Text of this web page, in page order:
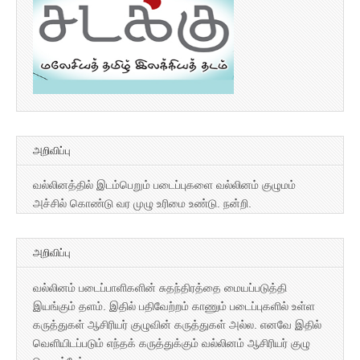
அறிவிப்பு
வல்லினத்தில் இடம்பெறும் படைப்புகளை வல்லினம் குழுமம்
அச்சில் கொண்டு வர முழு உரிமை உண்டு. நன்றி.
அறிவிப்பு
வல்லினம் படைப்பாளிகளின் சுதந்திரத்தை மையப்படுத்தி
இயங்கும் தளம். இதில் பதிவேற்றம் காணும் படைப்புகளில் உள்ள
கருத்துகள் ஆசிரியர் குழுவின் கருத்துகள் அல்ல. எனவே இதில்
வெளியிடப்படும் எந்தக் கருத்துக்கும் வல்லினம் ஆசிரியர் குழு